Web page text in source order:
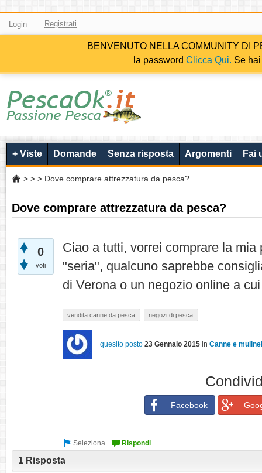
Login Registrati
BENVENUTO NELLA COMMUNITY DI
la password Clicca Qui. Se
+ Viste Domande Senza risposta Argomenti Fai
> > > Dove comprare attrezzatura da pesca?
Dove comprare attrezzatura da pesca?
0
voti
Ciao a tutti, vorrei comprare la mia
"seria", qualcuno saprebbe
di Verona o un negozio online a
vendita canne da pesca negozi di pesca
quesito posto 23 Gennaio 2015 in Canne e
Facebook
1 Risposta